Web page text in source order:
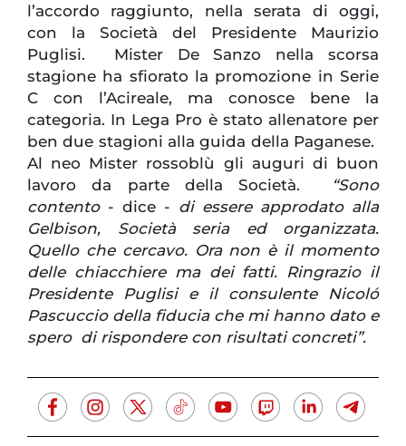
l’accordo raggiunto, nella serata di oggi,
con la Società del Presidente Maurizio
Puglisi. Mister De Sanzo nella scorsa
stagione ha sfiorato la promozione in Serie
C con l’Acireale, ma conosce bene la
categoria. In Lega Pro è stato allenatore per
ben due stagioni alla guida della Paganese.
Al neo Mister rossoblù gli auguri di buon
lavoro da parte della Società.
“Sono
contento- dice - di essere approdato alla
Gelbison, Società seria ed organizzata.
Quello che cercavo. Ora non è il momento
delle chiacchiere ma dei fatti. Ringrazio il
Presidente Puglisi e il consulente Nicoló
Pascuccio della fiducia che mi hanno dato e
spero di rispondere con risultati concreti”.